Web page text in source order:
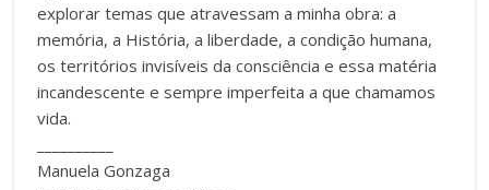
explorar temas que atravessam a minha obra: a
memória, a História, a liberdade, a condição humana,
os territórios invisíveis da consciência e essa matéria
incandescente e sempre imperfeita a que chamamos
vida.
Manuela Gonzaga